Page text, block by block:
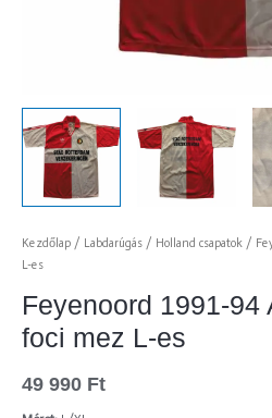
Kezdőlap / Labdarúgás / Holland csapatok /
L-es
Feyenoord 1991-94
foci mez L-es
49 990 Ft